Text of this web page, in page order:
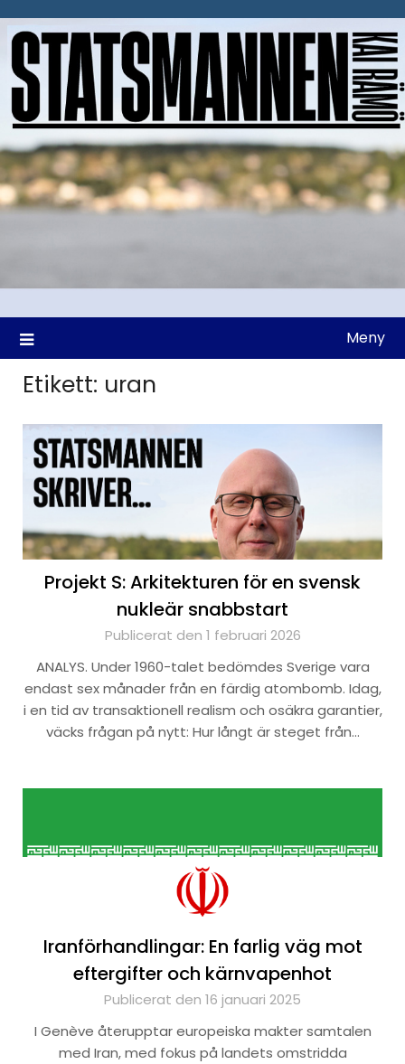
till
Meny
Etikett: uran
Projekt S: Arkitekturen för en svensk
nukleär snabbstart
Publicerat den 1 februari 2026
ANALYS. Under 1960-talet bedömdes Sverige vara
endast sex månader från en färdig atombomb. Idag,
i en tid av transaktionell realism och osäkra garantier,
väcks frågan på nytt: Hur långt är steget från…
Iranförhandlingar: En farlig väg mot
eftergifter och kärnvapenhot
Publicerat den 16 januari 2025
I Genève återupptar europeiska makter samtalen
med Iran, med fokus på landets omstridda